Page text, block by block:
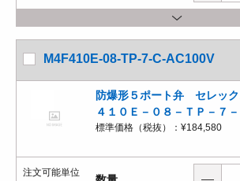
M4F410E-08-TP-7-C-AC100V
防爆形５ポート弁 セレッ
４１０Ｅ－０８－ＴＰ－７
標準価格（税抜）： ¥184,580
注文可能単位